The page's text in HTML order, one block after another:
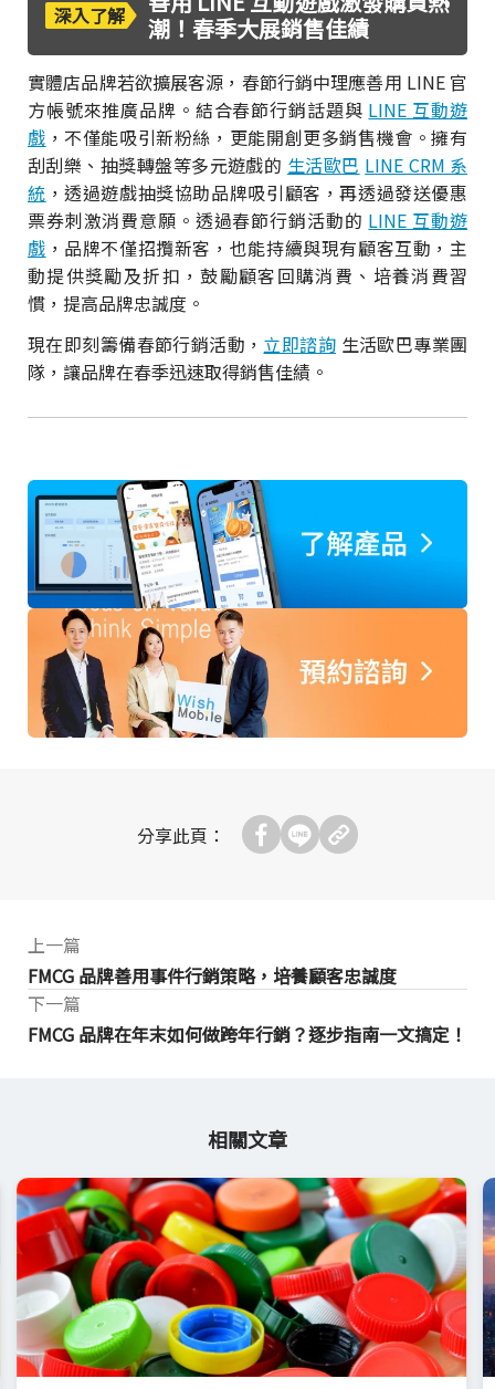
深入了解
潮！春季大展銷售佳績
實體店品牌若欲擴展客源，春節行銷中理應善用 LINE 官
方帳號來推廣品牌。結合春節行銷話題與 LINE 互動遊
戲 ，不僅能吸引新粉絲，更能開創更多銷售機會。擁有
刮刮樂、抽獎轉盤等多元遊戲的 生活歐巴 LINE CRM 系
統 ，透過遊戲抽獎協助品牌吸引顧客，再透過發送優惠
票券刺激消費意願。透過春節行銷活動的 LINE 互動遊
戲 ，品牌不僅招攬新客，也能持續與現有顧客互動，主
動提供獎勵及折扣，鼓勵顧客回購消費、培養消費習
慣，提高品牌忠誠度。
現在即刻籌備春節行銷活動， 立即諮詢 生活歐巴專業團
隊，讓品牌在春季迅速取得銷售佳績。
分享此頁：
上一篇
FMCG 品牌善用事件行銷策略，培養顧客忠誠度
FMCG 品牌在年末如何做跨年行銷？逐步指南一文搞定！
下一篇
相關文章